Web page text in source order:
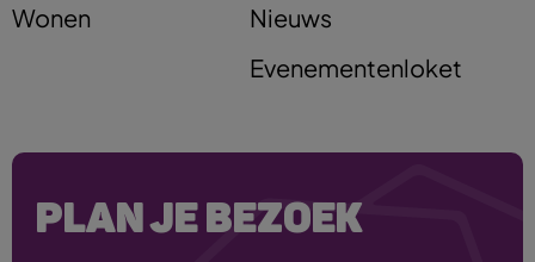
Wonen
Nieuws
Evenementenloket
PLAN JE BEZOEK